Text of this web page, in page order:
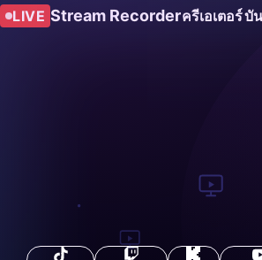
LIVE Stream Recorderครีเอเตอร์บั